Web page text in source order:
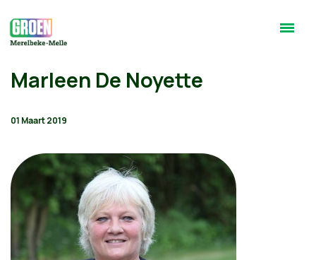
Marleen De Noyette
01 Maart 2019